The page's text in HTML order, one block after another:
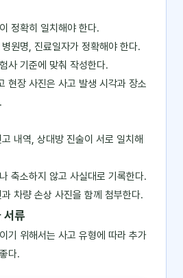
정확히 일치해야 한다.
원명, 진료일자가 정확해야 한다.
사 기준에 맞춰 작성한다.
현장 사진은 사고 발생 시각과 장소
내역, 상대방 진술이 서로 일치해
축소하지 않고 사실대로 기록한다.
차량 손상 사진을 함께 첨부한다.
서류
기 위해서는 사고 유형에 따라 추가
다.